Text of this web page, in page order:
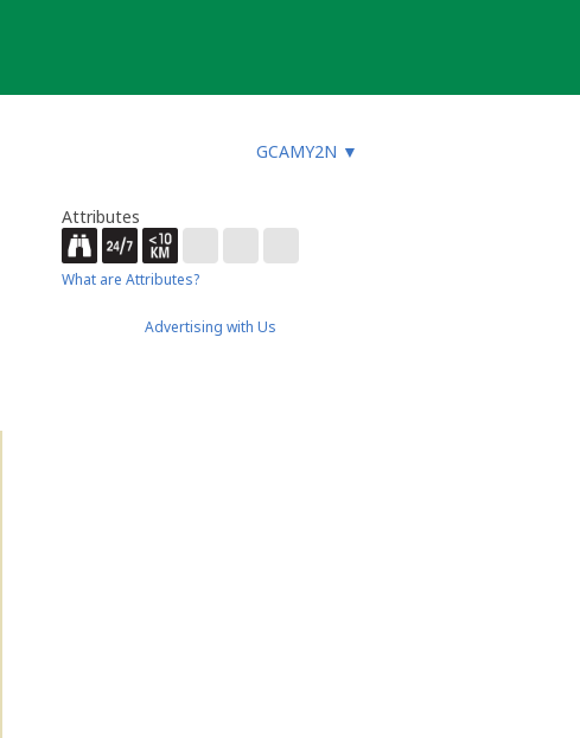
GCAMY2N ▼
Attributes
What are Attributes?
Advertising with Us